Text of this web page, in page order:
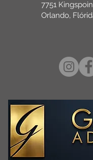
7751
Orlando,